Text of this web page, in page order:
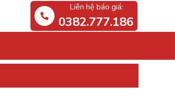
Liên hệ báo giá:
0382.777.186